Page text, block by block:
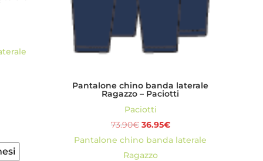
Pantalone chino banda laterale
Ragazzo – Paciotti
Paciotti
73.90€ Il
prezzo
originale
36.95€Il
prezzo
Pantalone chino banda laterale
Ragazzo